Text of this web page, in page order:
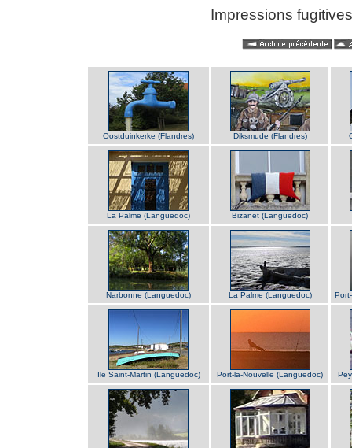
Impressions
Oostduinkerke (Flandres) Diksmude (Flandres)
La Palme (Languedoc) Bizanet (Languedoc)
Narbonne (Languedoc) La Palme (Languedoc)
Ile Saint-Martin (Languedoc) Port-la-Nouvelle (Languedoc)